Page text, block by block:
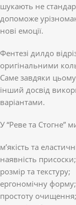
шукають не
допоможе
нові емоції.
Фентезі дилдо
оригінальними
Саме завдяки
інший досвід
варіантами.
У “Реве та Стогне”
м’якість та
наявність присоски;
розмір та текстуру;
ергономічну форму;
простоту очищення;